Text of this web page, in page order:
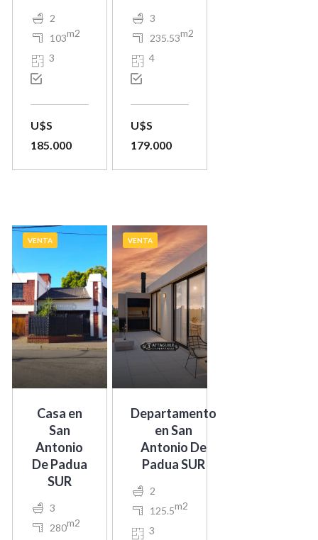
2
103m2
3
U$S
185.000
3
235.53m2
4
U$S
179.000
VENTA
Casa en
San
Antonio
De Padua
SUR
3
280m2
VENTA
Departamento
en San
Antonio De
Padua SUR
2
125.5m2
3